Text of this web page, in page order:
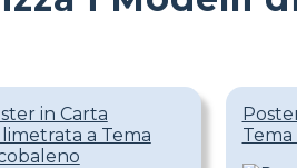
in Carta
a Tema